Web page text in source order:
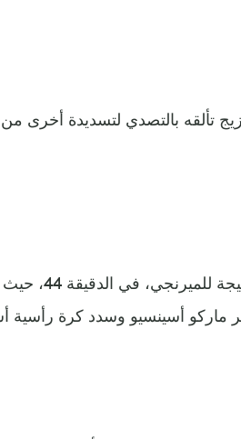
تألقه بالتصدي لتسديدة أخرى
وقلص